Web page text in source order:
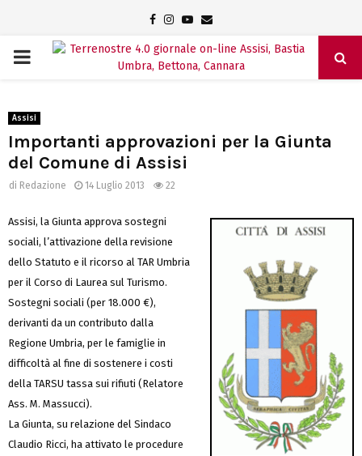
Facebook
Instagram
Youtube
Email
PRIMARY
Assisi
Importanti approvazioni per la Giunta
del Comune di Assisi
di Redazione 14 Luglio 2013 22
Assisi, la Giunta approva sostegni
sociali, l’attivazione della revisione
dello Statuto e il ricorso al TAR Umbria
per il Corso di Laurea sul Turismo.
Sostegni sociali (per 18.000 €),
derivanti da un contributo dalla
Regione Umbria, per le famiglie in
difficoltà al fine di sostenere i costi
della TARSU tassa sui rifiuti (Relatore
Ass. M. Massucci).
La Giunta, su relazione del Sindaco
Claudio Ricci, ha attivato le procedure